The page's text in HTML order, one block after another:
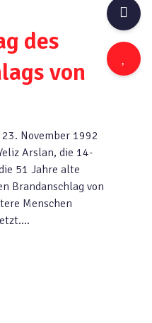
des
von
23. November 1992
Arslan, die 14-
51 Jahre alte
Brandanschlag von
Menschen